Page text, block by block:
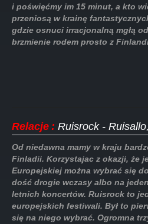
i poświęćmy im 15 minut, a kto
przeniosą w krainę
gdzie osnuci irracjonalną mgłą
brzmienie rodem prosto z
Relacje : Ruisrock -
Od niedawna mamy w kraju
Finladii. Korzystajac z okazji, że
Europejskiej można wybrać się
dość drogie wczasy albo na
letnich koncertów. Ruisrock to
europejskich festiwali. Był to
się na niego wybrać. Ogromna